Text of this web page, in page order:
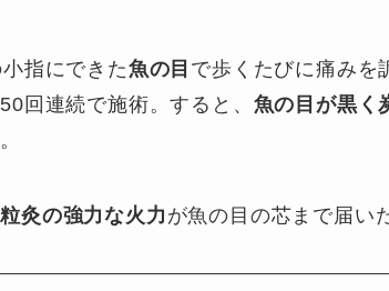
指にできた魚の目 で歩くたびに痛みを
回連続で施術。すると、 魚の目が黒く
灸の強力な火力 が魚の目の芯まで届い